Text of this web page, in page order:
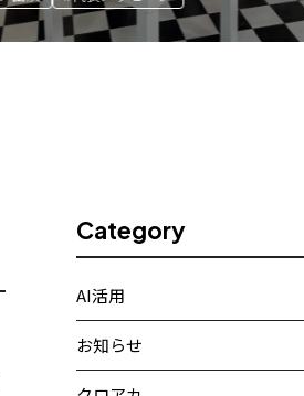
Category
AI活用
お知らせ